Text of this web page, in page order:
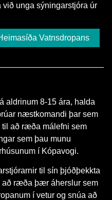
unga sýningarstjóra úr
Vatnsdropans
aldrinum 8-15 ára, halda
næstkomandi þar sem
að ræða málefni sem
sem þau munu
í Kópavogi.
til sín þjóðþekkta
að ræða þær áherslur sem
í vetur og snúa að